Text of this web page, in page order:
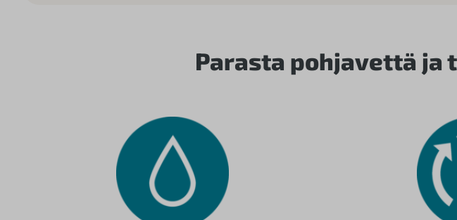
Parasta pohjavettä ja